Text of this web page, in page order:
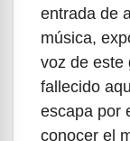
entrada de
música,
voz de este
fallecido
escapa por
conocer el